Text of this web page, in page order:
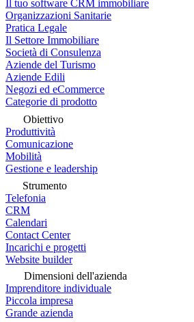
Il tuo software CRM immobiliare
Organizzazioni Sanitarie
Pratica Legale
Il Settore Immobiliare
Società di Consulenza
Aziende del Turismo
Aziende Edili
Negozi ed eCommerce
Categorie di prodotto
Obiettivo
Produttività
Comunicazione
Mobilità
Gestione e leadership
Strumento
Telefonia
CRM
Calendari
Contact Center
Incarichi e progetti
Website builder
Dimensioni dell'azienda
Imprenditore individuale
Piccola impresa
Grande azienda